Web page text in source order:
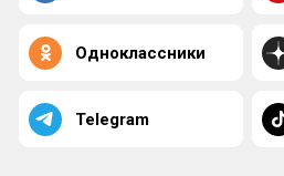
Одноклассники
Telegram